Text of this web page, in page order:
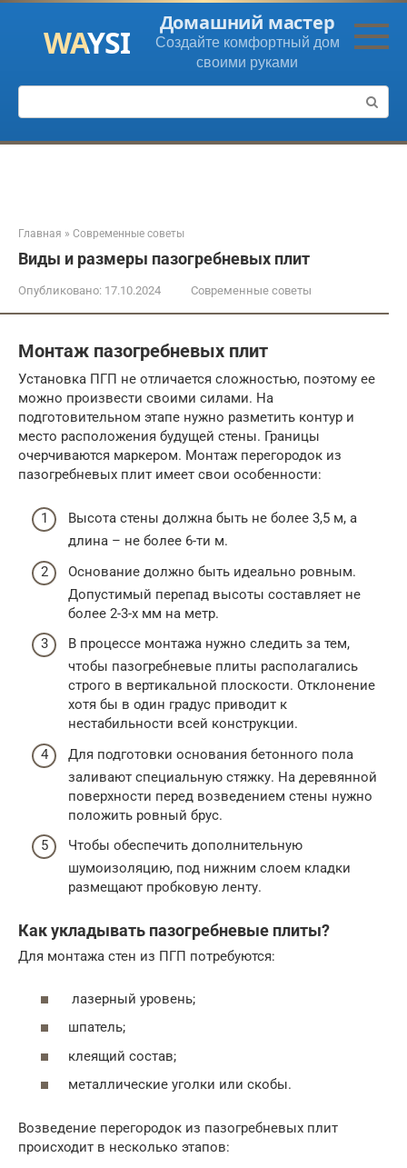
Перейти
контенту
Домашний мастер
Создайте комфортный дом
своими руками
Поиск:
Главная » Современные советы
Виды и размеры пазогребневых плит
Опубликовано: 17.10.2024 Современные советы
Монтаж пазогребневых плит
Установка ПГП не отличается сложностью, поэтому ее
можно произвести своими силами. На
подготовительном этапе нужно разметить контур и
место расположения будущей стены. Границы
очерчиваются маркером. Монтаж перегородок из
пазогребневых плит имеет свои особенности:
Высота стены должна быть не более 3,5 м, а
длина – не более 6-ти м.
Основание должно быть идеально ровным.
Допустимый перепад высоты составляет не
более 2-3-х мм на метр.
В процессе монтажа нужно следить за тем,
чтобы пазогребневые плиты располагались
строго в вертикальной плоскости. Отклонение
хотя бы в один градус приводит к
нестабильности всей конструкции.
Для подготовки основания бетонного пола
заливают специальную стяжку. На деревянной
поверхности перед возведением стены нужно
положить ровный брус.
Чтобы обеспечить дополнительную
шумоизоляцию, под нижним слоем кладки
размещают пробковую ленту.
Как укладывать пазогребневые плиты?
Для монтажа стен из ПГП потребуются:
лазерный уровень;
шпатель;
клеящий состав;
металлические уголки или скобы.
Возведение перегородок из пазогребневых плит
происходит в несколько этапов: